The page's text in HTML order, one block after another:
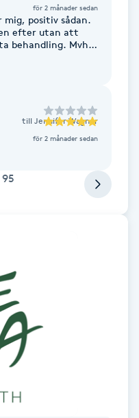
för 2 månader sedan
positiv sådan.
efter utan att
Mvh
till Jennifer Wagner
för 2 månader sedan
95